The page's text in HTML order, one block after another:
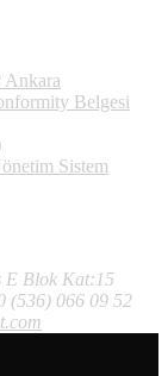
Ankara
Belgesi
Sistem
E Blok Kat:15
(536) 066 09 52